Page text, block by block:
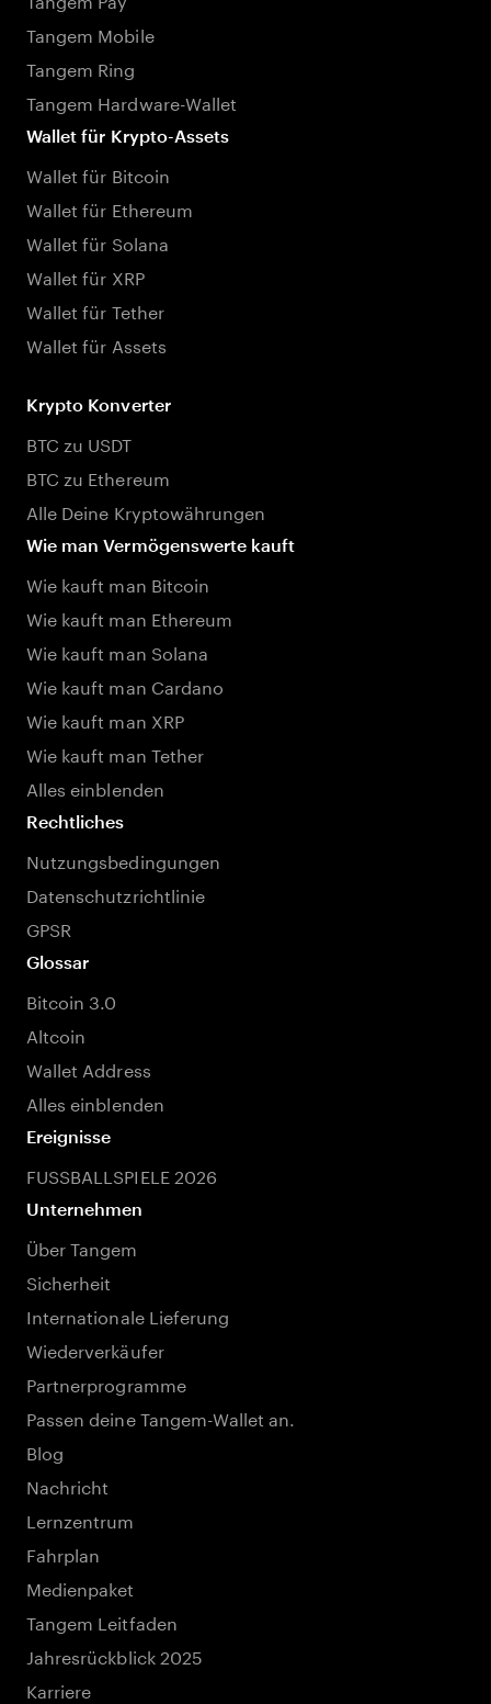
Tangem Mobile
Tangem Ring
Tangem Hardware-Wallet
Wallet für Krypto-Assets
Wallet für Bitcoin
Wallet für Ethereum
Wallet für Solana
Wallet für XRP
Wallet für Tether
Wallet für Assets
Krypto Konverter
BTC zu USDT
BTC zu Ethereum
Alle Deine Kryptowährungen
Wie man Vermögenswerte kauft
Wie kauft man Bitcoin
Wie kauft man Ethereum
Wie kauft man Solana
Wie kauft man Cardano
Wie kauft man XRP
Wie kauft man Tether
Alles einblenden
Rechtliches
Nutzungsbedingungen
Datenschutzrichtlinie
GPSR
Glossar
Bitcoin 3.0
Altcoin
Wallet Address
Alles einblenden
Ereignisse
FUSSBALLSPIELE 2026
Unternehmen
Über Tangem
Sicherheit
Internationale Lieferung
Wiederverkäufer
Partnerprogramme
Passen deine Tangem-Wallet an.
Blog
Nachricht
Lernzentrum
Fahrplan
Medienpaket
Tangem Leitfaden
Jahresrückblick 2025
Karriere